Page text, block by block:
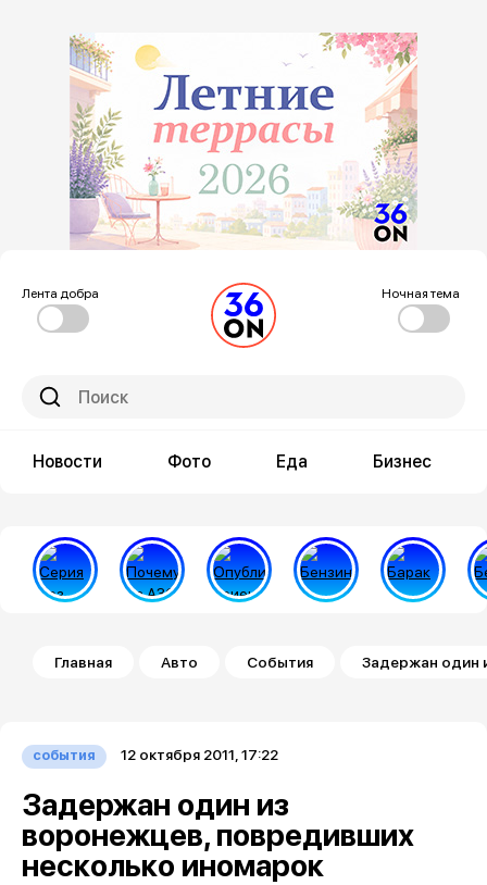
Лента добра Ночная тема
Новости Фото Еда Бизнес
Строка навигации
Главная Авто События Задержан один
события 12 октября 2011, 17:22
Задержан один из
воронежцев, повредивших
несколько иномарок